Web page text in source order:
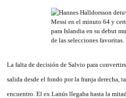
La falta de decisión de Salvio para
salida desde el fondo por la franja derecha,
encuentro. El ex Lanús llegaba hasta la